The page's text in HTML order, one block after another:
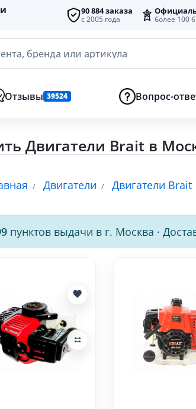
90 884 заказа
с 2005 года более 100
бренда или артикула
Отзывы 39524 Вопрос-
Двигатели Brait в
Двигатели Двигатели Brait
пунктов выдачи в г. Москва ·